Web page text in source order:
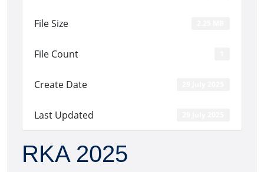
File Size
File Count
Create Date
Last Updated
RKA 2025